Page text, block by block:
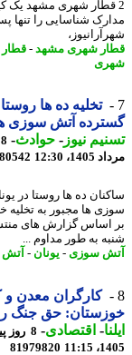
شناسایی را تنها پس
شهری مشهد-قطار
تخلیه ده ها روستا در
آتش سوزی ها
نیوز-حوادث -
12:30
81980542
ده ها روستا در یونان
ها مجبور به تخلیه خانه
گزارش های منتشر
به طور مداوم ...
سوزی- یونان-آتش -
کارگران معدن و
حق جنگ را
-اقتصادی-
81979820